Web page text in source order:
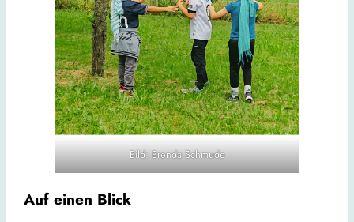
Bild: Brenda Schmude
Auf einen Blick